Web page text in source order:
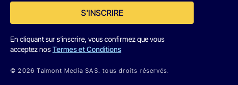
S'INSCRIRE
En cliquant sur s'inscrire, vous confirmez que vous
acceptez nosTermes et Conditions
© 2026 Talmont Media SAS. tous droits réservés.